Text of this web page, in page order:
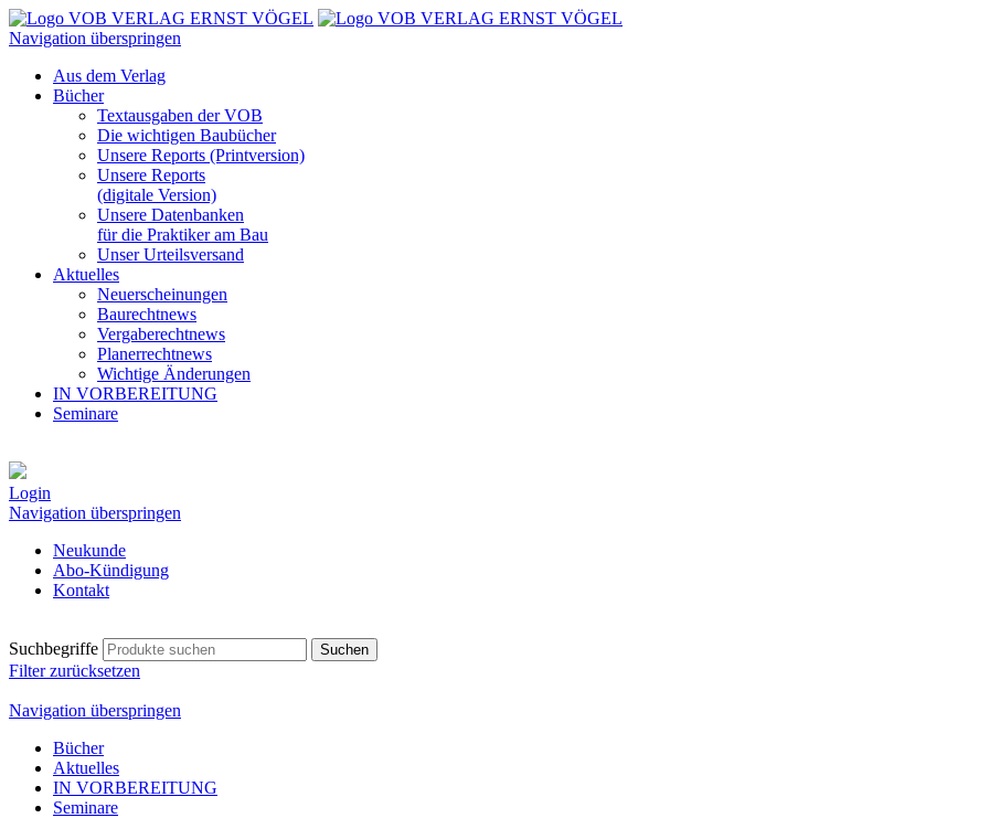
Navigation überspringen
Aus dem Verlag
Bücher
Textausgaben der VOB
Die wichtigen Baubücher
Unsere Reports (Printversion)
Unsere Reports
(digitale Version)
Unsere Datenbanken
für die Praktiker am Bau
Unser Urteilsversand
Aktuelles
Neuerscheinungen
Baurechtnews
Vergaberechtnews
Planerrechtnews
Wichtige Änderungen
IN VORBEREITUNG
Seminare
Login
Navigation überspringen
Neukunde
Abo-Kündigung
Kontakt
Suchbegriffe
Filter zurücksetzen
Navigation überspringen
Bücher
Aktuelles
IN VORBEREITUNG
Seminare